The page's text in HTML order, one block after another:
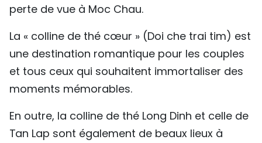
perte de vue à Moc Chau.
La « colline de thé cœur » (Doi che trai tim) est
une destination romantique pour les couples
et tous ceux qui souhaitent immortaliser des
moments mémorables.
En outre, la colline de thé Long Dinh et celle de
Tan Lap sont également de beaux lieux à